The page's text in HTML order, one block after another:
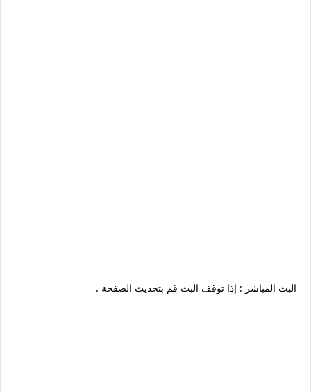
البث المباشر : إذا توقف البث قم بتحديث الصفحة .